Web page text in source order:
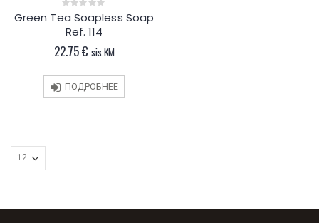
0
out
of
Green Tea Soapless Soap
Ref. 114
22.75€ sis.KM
ПОДРОБНЕЕ